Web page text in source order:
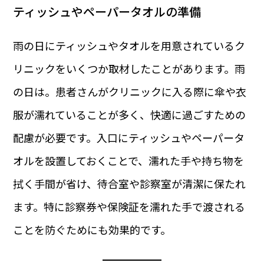
ティッシュやペーパータオルの準備
雨の日にティッシュやタオルを用意されているク
リニックをいくつか取材したことがあります。雨
の日は。患者さんがクリニックに入る際に傘や衣
服が濡れていることが多く、快適に過ごすための
配慮が必要です。入口にティッシュやペーパータ
オルを設置しておくことで、濡れた手や持ち物を
拭く手間が省け、待合室や診察室が清潔に保たれ
ます。特に診察券や保険証を濡れた手で渡される
ことを防ぐためにも効果的です。